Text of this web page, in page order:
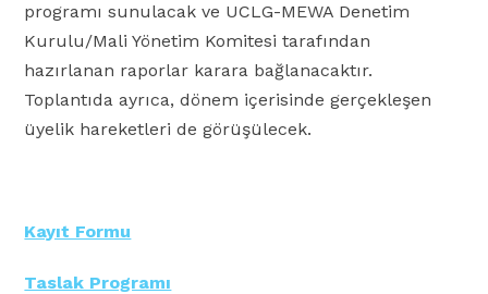
programı sunulacak ve UCLG-MEWA Denetim
Kurulu/Mali Yönetim Komitesi tarafından
hazırlanan raporlar karara bağlanacaktır.
Toplantıda ayrıca, dönem içerisinde gerçekleşen
üyelik hareketleri de görüşülecek.
Kayıt Formu
Taslak Programı